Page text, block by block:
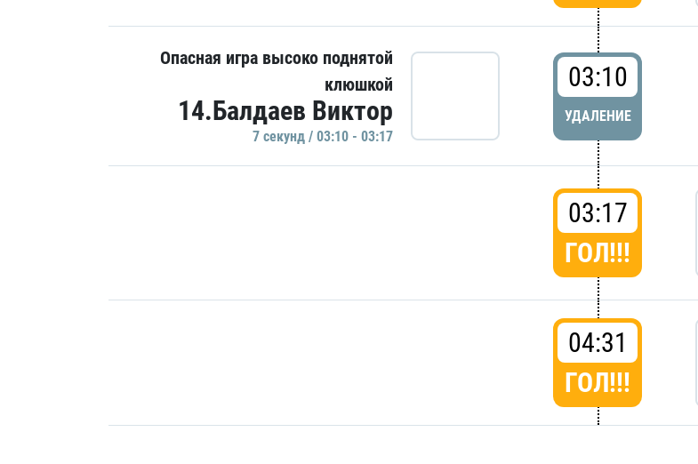
Опасная игра высоко поднятой
клюшкой
14.Балдаев Виктор
7 секунд / 03:10 - 03:17
03:10
УДАЛЕНИЕ
03:17
ГОЛ!!!
04:31
ГОЛ!!!